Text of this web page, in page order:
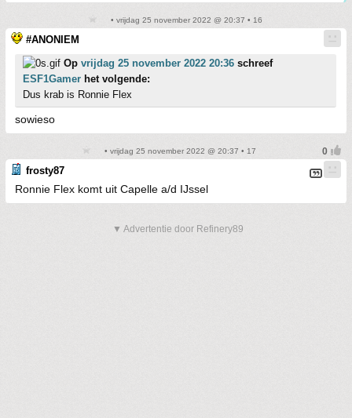
• vrijdag 25 november 2022 @ 20:37 • 16
#ANONIEM
Op vrijdag 25 november 2022 20:36 schreef
ESF1Gamer het volgende:
Dus krab is Ronnie Flex
sowieso
• vrijdag 25 november 2022 @ 20:37 • 17
frosty87
Ronnie Flex komt uit Capelle a/d IJssel
▼ Advertentie door Refinery89